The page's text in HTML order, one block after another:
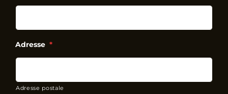
Adresse *
Adresse postale